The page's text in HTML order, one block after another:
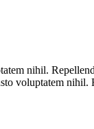
nihil.
voluptatem